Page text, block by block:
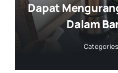
Dapat
Dalam